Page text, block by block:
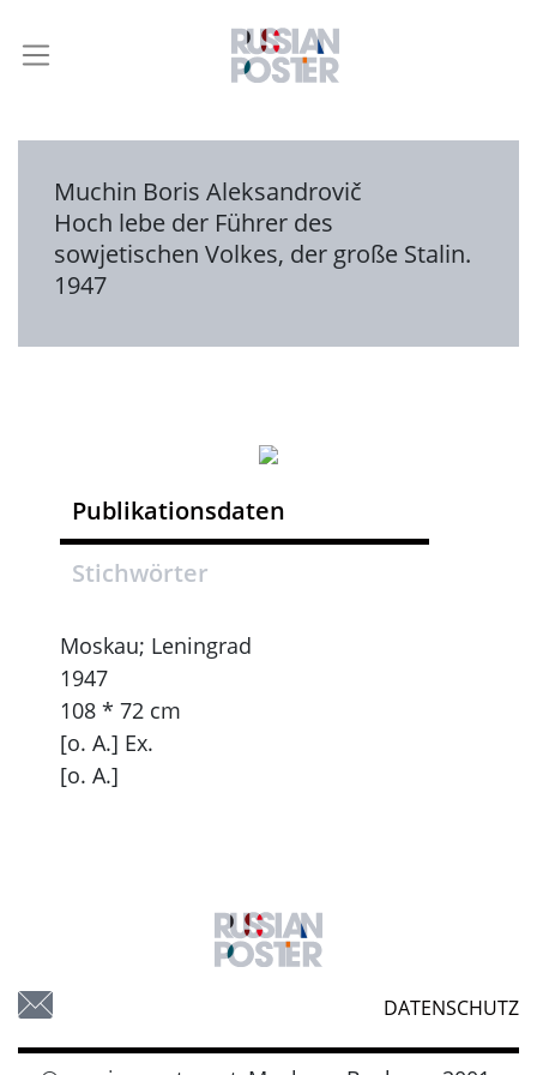
Muchin Boris Aleksandrovič
Hoch lebe der Führer des
sowjetischen Volkes, der große Stalin.
1947
Publikationsdaten
Stichwörter
Moskau; Leningrad
1947
108 * 72 cm
[o. A.] Ex.
[o. A.]
DATENSCHUTZ